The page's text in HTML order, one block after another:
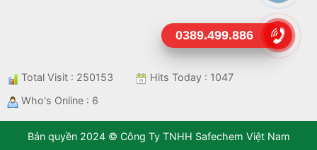
Total Visit : 250153
Hits Today : 1047
Who's Online : 6
Bản quyền 2024 © Công Ty TNHH Safechem Việt Nam
0389.499.886